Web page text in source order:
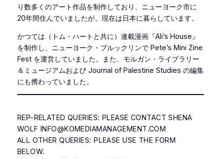
り数多くのアート作品を制作しており、ニューヨーク市に
20年間住んでいましたが、現在は日本に暮らしています。
かつては（トム・ハートと共に）連載漫画『Ali’s House』
を制作し、ニューヨーク・ブルックリンで Pete’s Mini Zine
Fest を運営していました。また、モルガン・ライブラリー
＆ミュージアムおよび Journal of Palestine Studies の編集
にも携わっていました。
REP-RELATED QUERIES: PLEASE CONTACT SHENA
WOLF INFO@KOMEDIAMANAGEMENT.COM
​ALL OTHER QUERIES: PLEASE USE THE FORM
BELOW.